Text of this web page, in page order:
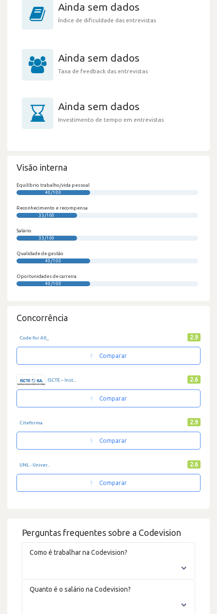
Ainda sem dados
Índice de dificuldade das entrevistas
Ainda sem dados
Taxa de feedback das entrevistas
Ainda sem dados
Investimento de tempo em entrevistas
Perguntas frequentes sobre a Codevision
Como é trabalhar na Codevision?
Quanto é o salário na Codevision?
Visão interna
Equilíbrio trabalho/vida pessoal
40/100
Reconhecimento e recompensa
33/100
Salário
33/100
Qualidade de gestão
40/100
Oportunidades de carreira
40/100
Concorrência
Code for All_ 2.9
Comparar
ISCTE – Inst... 2.6
Comparar
Citeforma 2.9
Comparar
UNL - Univer... 2.6
Comparar